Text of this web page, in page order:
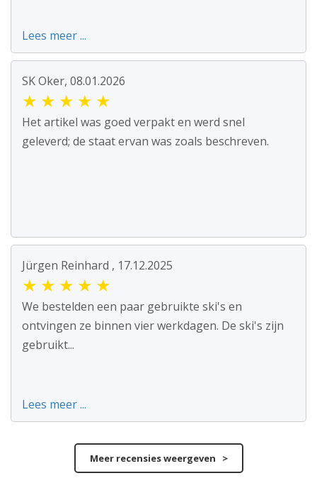
Lees meer ...
SK Oker, 08.01.2026
★ ★ ★ ★ ★
Het artikel was goed verpakt en werd snel
geleverd; de staat ervan was zoals beschreven.
Jürgen Reinhard , 17.12.2025
★ ★ ★ ★ ★
We bestelden een paar gebruikte ski's en
ontvingen ze binnen vier werkdagen. De ski's zijn
gebruikt...
Lees meer ...
Meer recensies weergeven >